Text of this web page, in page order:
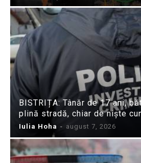
BISTRIȚA: Tânăr de 17 ani,
plină stradă, chiar de niște
Iulia Hoha - august 7, 2026